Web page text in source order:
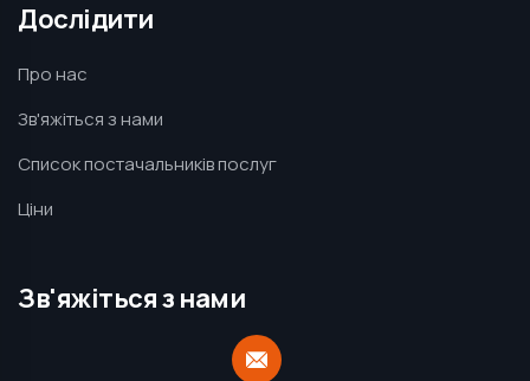
Дослідити
Про нас
Зв'яжіться з нами
Список постачальників послуг
Ціни
Зв'яжіться з нами